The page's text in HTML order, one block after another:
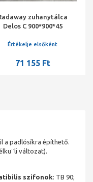
zuhanytálca
Delos C 900*900*45
tálca+szifon
Értékelje elsőként
71 155 Ft
a padlósíkra építhető.
változat).
szifonok: TB 90;